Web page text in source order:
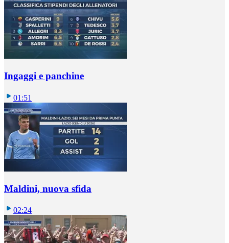
Ingaggi e panchine
01:51
Maldini, nuova sfida
02:24